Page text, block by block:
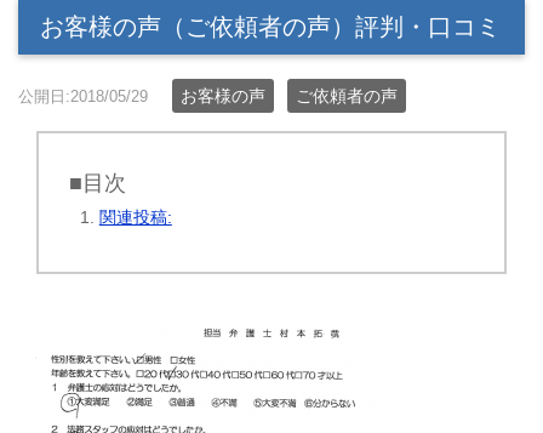
お客様の声（ご依頼者の声）評判・口コミ
公開日:2018/05/29 お客様の声 ご依頼者の声
■目次
関連投稿: